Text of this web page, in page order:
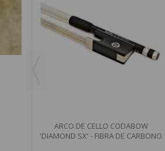
ARCO DE CELLO CODABOW
'DIAMOND SX' - FIBRA DE CARBONO